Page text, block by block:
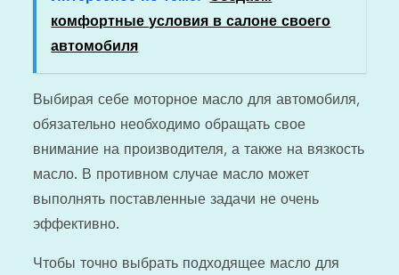
комфортные условия в салоне своего
автомобиля
Выбирая себе моторное масло для автомобиля,
обязательно необходимо обращать свое
внимание на производителя, а также на вязкость
масло. В противном случае масло может
выполнять поставленные задачи не очень
эффективно.
Чтобы точно выбрать подходящее масло для